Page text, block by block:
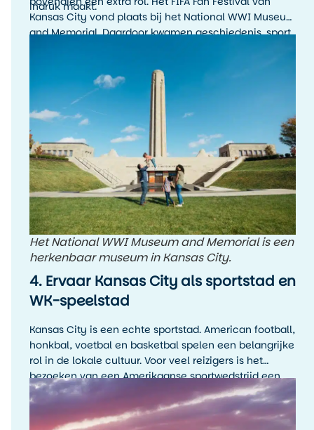
indruk maakt.
Kansas City vond plaats bij het National WWI Museum
and Memorial. Daardoor kwamen geschiedenis, sport
Het National WWI Museum and Memorial is een
herkenbaar museum in Kansas City.
4. Ervaar Kansas City als sportstad en
WK-speelstad
Kansas City is een echte sportstad. American football,
honkbal, voetbal en basketbal spelen een belangrijke
rol in de lokale cultuur. Voor veel reizigers is het
bezoeken van een Amerikaanse sportwedstrijd een
hoogtepunt van de reis, zelfs als je de sport zelf niet
wekelijks volgt.